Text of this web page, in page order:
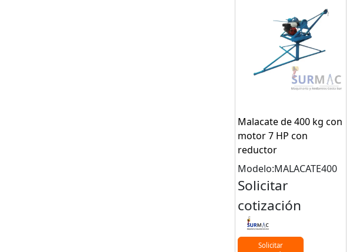
Malacate de 400 kg con
motor 7 HP con
reductor
Modelo:MALACATE400
Solicitar
cotización
Solicitar